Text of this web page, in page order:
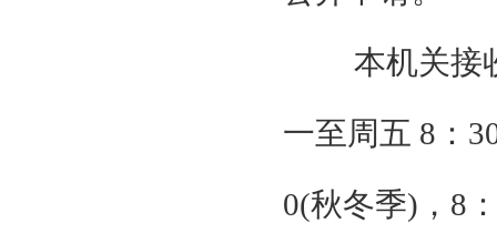
本机关接
一至周五 8：
0(秋冬季)， 8